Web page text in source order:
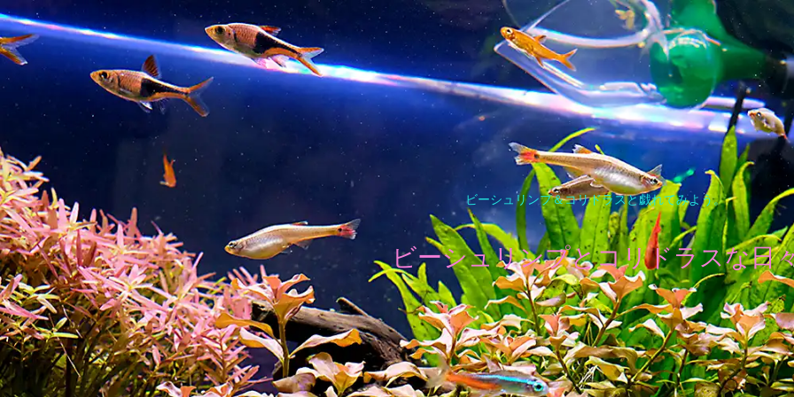
ビーシュリンプ＆コリドラスと戯れてみよう。
ビーシュリンプとコリドラスな日